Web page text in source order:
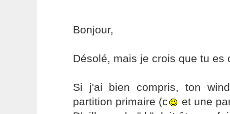
Bonjour,
Désolé, mais je crois que tu es
Si j'ai bien compris, ton
partition primaire (c
et une